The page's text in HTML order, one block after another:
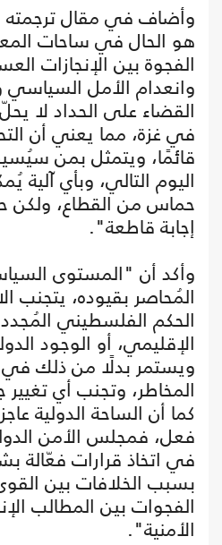
وأضاف في مقال
هو الحال في ساحات
الفجوة بين الإنجازات
وانعدام الأمل السياسي
القضاء على الحداد لا
في غزة، مما يعني أن
قائمًا، ويتمثل بمن
اليوم التالي، وبأي آلية
حماس من القطاع، ولكن
إجابة قاطعة".
وأكد أن "المستوى
المُحاصر بقيوده، يتجنب
الحكم الفلسطيني
الإقليمي، أو الوجود
ويستمر بدلًا من ذلك في
المخاطر، وتجنب أي
كما أن الساحة الدولية
فعل، فمجلس الأمن
في اتخاذ قرارات فعّالة
بسبب الخلافات بين
الفجوات بين المطالب
الأمنية".